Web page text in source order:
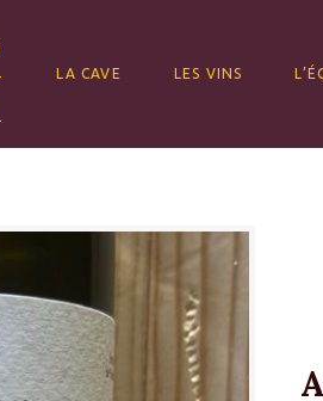
LA CAVE LES VINS